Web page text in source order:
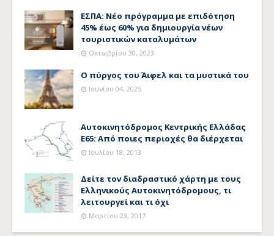
ΕΣΠΑ: Νέο πρόγραμμα με επιδότηση
45% έως 60% για δημιουργία νέων
τουριστικών καταλυμάτων
Οκτωβρίου 30, 2023
Ο πύργος του Άιφελ και τα μυστικά του
Ιουνίου 04, 2025
Αυτοκινητόδρομος Κεντρικής Ελλάδας
Ε65: Από ποιες περιοχές θα διέρχεται
Ιουλίου 18, 2013
Δείτε τον διαδραστικό χάρτη με τους
Ελληνικούς Αυτοκινητόδρομους, τι
λειτουργεί και τι όχι
Μαρτίου 23, 2017